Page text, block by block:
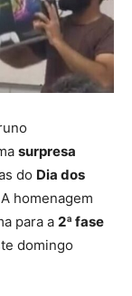
surpresa
do Dia dos
homenagem
para a 2ª fase
domingo